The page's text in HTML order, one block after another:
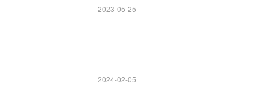
2023-05-25
2024-02-05